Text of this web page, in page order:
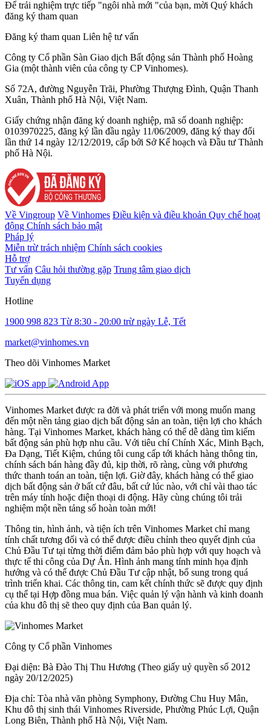
Để trải nghiệm trực tiếp "ngôi nhà mới "của bạn, mời Quý khách
đăng ký tham quan
Đăng ký tham quan Liên hệ tư vấn
Công ty Cổ phần Sàn Giao dịch Bất động sản Thành phố Hoàng
Gia (một thành viên của công ty CP Vinhomes).
Số 72A, đường Nguyễn Trãi, Phường Thượng Đình, Quận Thanh
Xuân, Thành phố Hà Nội, Việt Nam.
Giấy chứng nhận đăng ký doanh nghiệp, mã số doanh nghiệp:
0103970225, đăng ký lần đầu ngày 11/06/2009, đăng ký thay đổi
lần thứ 14 ngày 12/12/2019, cấp bởi Sở Kế hoạch và Đầu tư Thành
phố Hà Nội.
Về Vingroup Về Vinhomes Điều kiện và điều khoản Quy chế hoạt
động Chính sách bảo mật
Pháp lý
Miễn trừ trách nhiệm Chính sách cookies
Hỗ trợ
Tư vấn Câu hỏi thường gặp Trung tâm giao dịch
Tuyển dụng
Hotline
1900 998 823 Từ 8:30 - 20:00 trừ ngày Lễ, Tết
market@vinhomes.vn
Theo dõi Vinhomes Market
Vinhomes Market được ra đời và phát triển với mong muốn mang
đến một nền tảng giao dịch bất động sản an toàn, tiện lợi cho khách
hàng. Tại Vinhomes Market, khách hàng có thể dễ dàng tìm kiếm
bất động sản phù hợp nhu cầu. Với tiêu chí Chính Xác, Minh Bạch,
Đa Dạng, Tiết Kiệm, chúng tôi cung cấp tới khách hàng thông tin,
chính sách bán hàng đầy đủ, kịp thời, rõ ràng, cùng với phương
thức thanh toán an toàn, tiện lợi. Giờ đây, khách hàng có thể giao
dịch bất động sản ở bất cứ đâu, bất cứ lúc nào, với chỉ vài thao tác
trên máy tính hoặc điện thoại di động. Hãy cùng chúng tôi trải
nghiệm một nền tảng số hoàn toàn mới!
Thông tin, hình ảnh, và tiện ích trên Vinhomes Market chỉ mang
tính chất tương đối và có thể được điều chỉnh theo quyết định của
Chủ Đầu Tư tại từng thời điểm đảm bảo phù hợp với quy hoạch và
thực tế thi công của Dự Án. Hình ảnh mang tính minh họa định
hướng và có thể được Chủ Đầu Tư cập nhật, bổ sung trong quá
trình triển khai. Các thông tin, cam kết chính thức sẽ được quy định
cụ thể tại Hợp đồng mua bán. Việc quản lý vận hành và kinh doanh
của khu đô thị sẽ theo quy định của Ban quản lý.
Công ty Cổ phần Vinhomes
Đại diện: Bà Đào Thị Thu Hương (Theo giấy uỷ quyền số 2012
ngày 20/12/2025)
Địa chỉ: Tòa nhà văn phòng Symphony, Đường Chu Huy Mân,
Khu đô thị sinh thái Vinhomes Riverside, Phường Phúc Lợi, Quận
Long Biên, Thành phố Hà Nội, Việt Nam.